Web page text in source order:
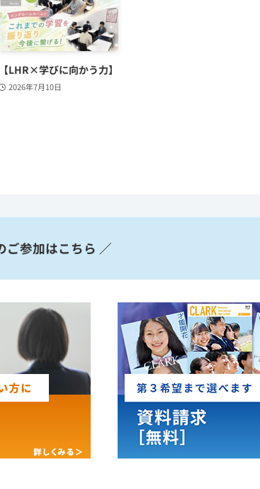
【LHR×学びに向かう力】
2026年7月10日
ご参加はこちら ／